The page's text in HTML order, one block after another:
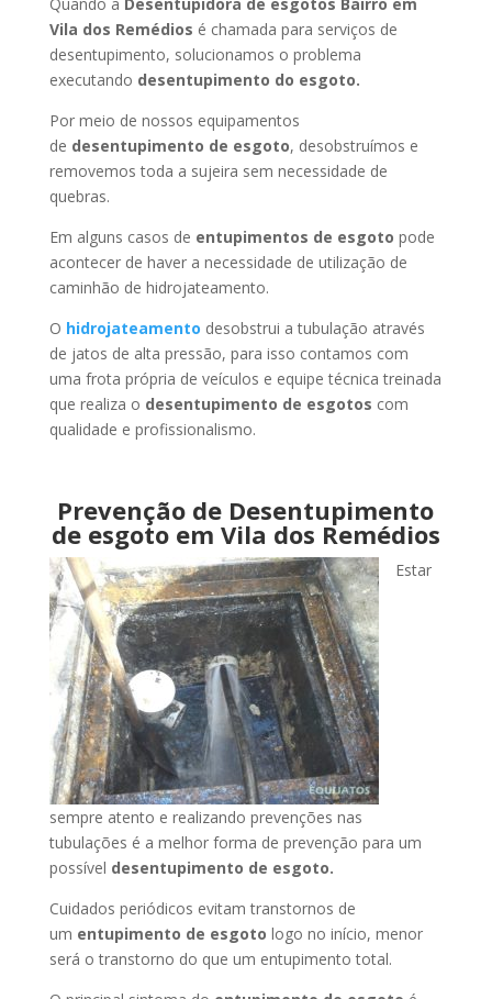
Vila dos Remédios é chamada para serviços de
desentupimento, solucionamos o problema
executando desentupimento do esgoto.
Por meio de nossos equipamentos
de desentupimento de esgoto, desobstruímos e
removemos toda a sujeira sem necessidade de
quebras.
Em alguns casos de entupimentos de esgoto pode
acontecer de haver a necessidade de utilização de
caminhão de hidrojateamento.
O hidrojateamento desobstrui a tubulação através
de jatos de alta pressão, para isso contamos com
uma frota própria de veículos e equipe técnica treinada
que realiza o desentupimento de esgotos com
qualidade e profissionalismo.
Prevenção de Desentupimento
de esgoto em Vila dos Remédios
Estar
sempre atento e realizando prevenções nas
tubulações é a melhor forma de prevenção para um
possível desentupimento de esgoto.
Cuidados periódicos evitam transtornos de
um entupimento de esgoto logo no início, menor
será o transtorno do que um entupimento total.